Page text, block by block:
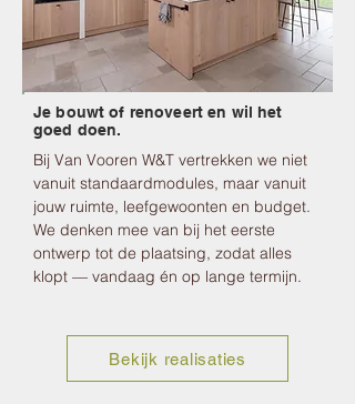
Je bouwt of renoveert en wil het
goed doen.
Bij Van Vooren W&T vertrekken we niet
vanuit standaardmodules, maar vanuit
jouw ruimte, leefgewoonten en budget.
We denken mee van bij het eerste
ontwerp tot de plaatsing, zodat alles
klopt — vandaag én op lange termijn.
Bekijk realisaties